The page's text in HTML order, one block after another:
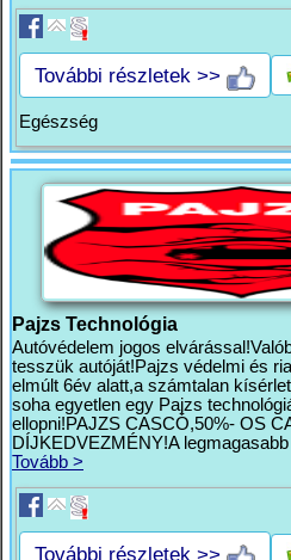
További részletek >>
Egészség
Pajzs Technológia
Autóvédelem jogos
tesszük autóját!Pajzs védelmi és
elmúlt 6év alatt,a számtalan
soha egyetlen egy Pajzs
ellopni!PAJZS CASCÓ,50%- OS
DÍJKEDVEZMÉNY!A
Tovább >
További részletek >>